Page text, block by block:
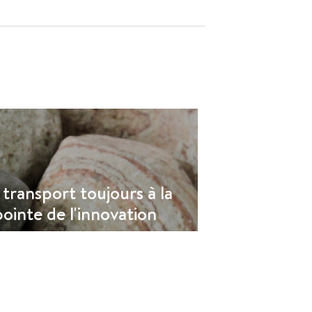
toujours à la
de l'innovation
Lire l'article